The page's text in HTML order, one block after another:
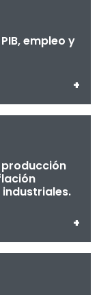
empleo y
+
producción
+